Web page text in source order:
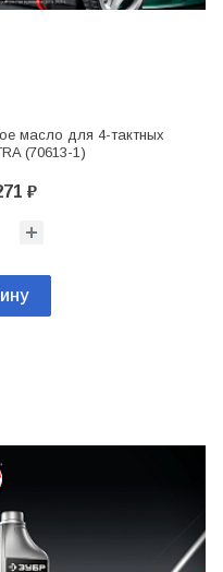
масло для 4-тактных
(70613-1)
₽